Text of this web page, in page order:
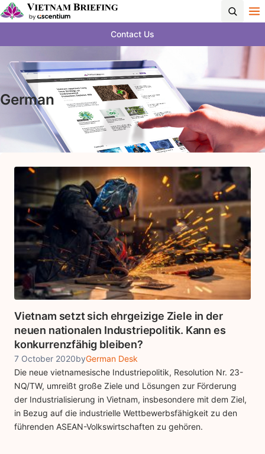
Contact Us
German
Vietnam setzt sich ehrgeizige Ziele in der
neuen nationalen Industriepolitik. Kann es
konkurrenzfähig bleiben?
7 October 2020byGerman Desk
Die neue vietnamesische Industriepolitik, Resolution Nr. 23-
NQ/TW, umreißt große Ziele und Lösungen zur Förderung
der Industrialisierung in Vietnam, insbesondere mit dem Ziel,
in Bezug auf die industrielle Wettbewerbsfähigkeit zu den
führenden ASEAN-Volkswirtschaften zu gehören.